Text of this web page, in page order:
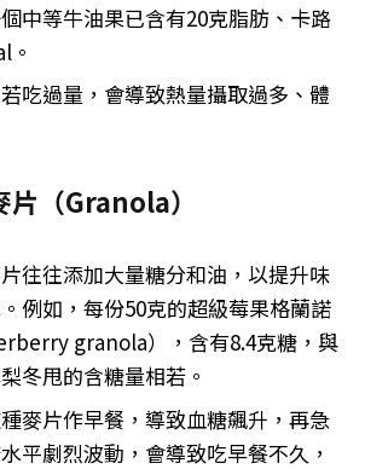
中等牛油果已含有20克脂肪、卡路
。
吃過量，會導致熱量攝取過多、體
（Granola）
往往添加大量糖分和油，以提升味
例如，每份50克的超級莓果格蘭諾
granola），含有8.4克糖，與
冬甩的含糖量相若。
麥片作早餐，導致血糖飆升，再急
平劇烈波動，會導致吃早餐不久，